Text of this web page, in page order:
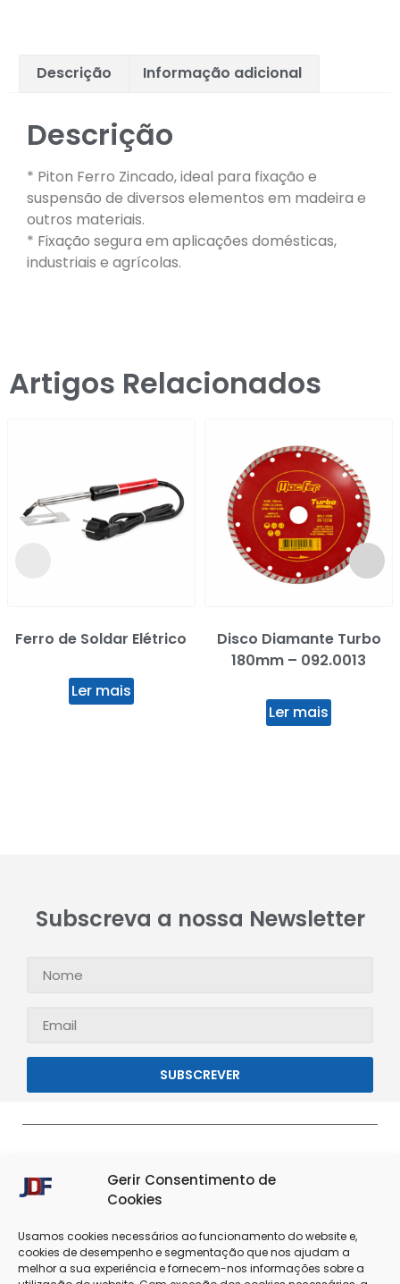
Gerir Consentimento de
Cookies
Usamos cookies necessários ao funcionamento do website e,
cookies de desempenho e segmentação que nos ajudam a
melhor a sua experiência e fornecem-nos informações sobre a
Descrição Informação adicional
Descrição
* Piton Ferro Zincado, ideal para fixação e
suspensão de diversos elementos em madeira e
outros materiais.
* Fixação segura em aplicações domésticas,
industriais e agrícolas.
Artigos Relacionados
Ferro de Soldar Elétrico
Ler mais
Disco Diamante Turbo
180mm – 092.0013
Ler mais
Subscreva a nossa Newsletter
SUBSCREVER